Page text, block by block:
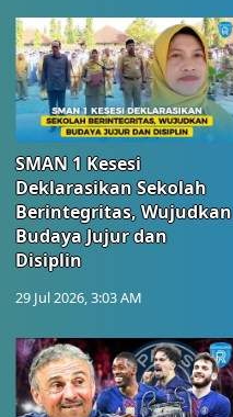
SMAN 1 Kesesi
Deklarasikan Sekolah
Berintegritas, Wujudkan
Budaya Jujur dan
Disiplin
29 Jul 2026, 3:03 AM